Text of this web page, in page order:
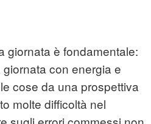
giornata è fondamentale:
con energia e
cose da una prospettiva
molte difficoltà nel